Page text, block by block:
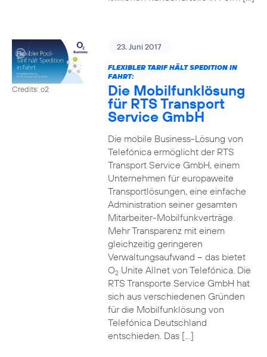
Credits: o2
23. Juni 2017
FLEXIBLER TARIF HÄLT SPEDITION IN
FAHRT:
Die Mobilfunklösung
für RTS Transport
Service GmbH
Die mobile Business-Lösung von
Telefónica ermöglicht der RTS
Transport Service GmbH, einem
Unternehmen für europaweite
Transportlösungen, eine einfache
Administration seiner gesamten
Mitarbeiter-Mobilfunkverträge.
Mehr Transparenz mit einem
gleichzeitig geringeren
Verwaltungsaufwand – das bietet
O2Unite Allnet von Telefónica. Die
RTS Transporte Service GmbH hat
sich aus verschiedenen Gründen
für die Mobilfunklösung von
Telefónica Deutschland
entschieden. Das […]